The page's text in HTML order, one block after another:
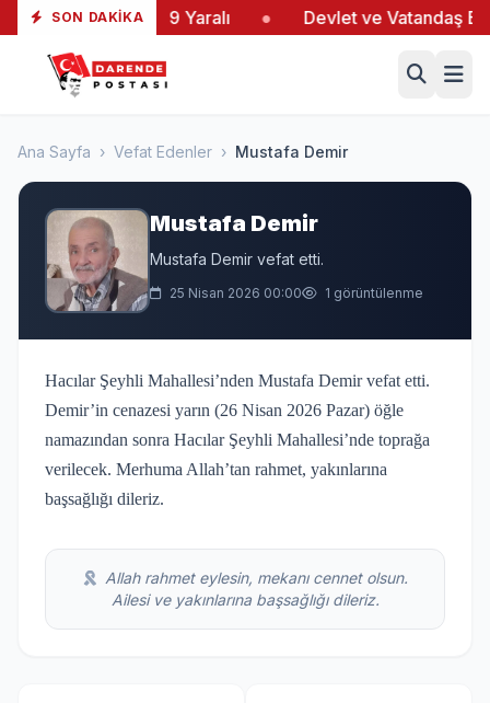
SON DAKIKA
Yangında 19 Yaralı Devlet ve Vatandaş El
Ana Sayfa › Vefat Edenler › Mustafa Demir
Mustafa Demir
Mustafa Demir vefat etti.
25 Nisan 2026 00:00 1 görüntülenme
Hacılar Şeyhli Mahallesi’nden Mustafa Demir vefat etti.
Demir’in cenazesi yarın (26 Nisan 2026 Pazar) öğle
namazından sonra Hacılar Şeyhli Mahallesi’nde toprağa
verilecek. Merhuma Allah’tan rahmet, yakınlarına
başsağlığı dileriz.
Allah rahmet eylesin, mekanı cennet olsun.
Ailesi ve yakınlarına başsağlığı dileriz.